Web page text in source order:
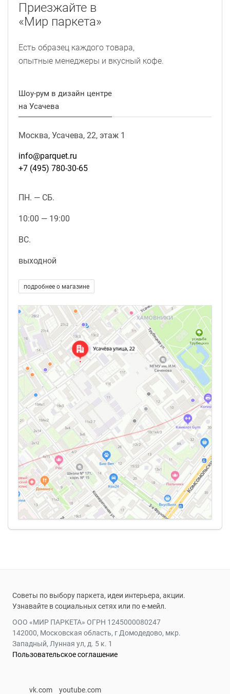
Приезжайте в
«Мир паркета»
Есть образец каждого товара,
опытные менеджеры и вкусный кофе.
Шоу-рум в дизайн центре
на Усачева
Москва, Усачева, 22, этаж 1
info@parquet.ru
+7 (495) 780-30-65
ПН. — СБ.
10:00 — 19:00
ВС.
выходной
подробнее о магазине
Советы по выбору паркета, идеи интерьера, акции.
Узнавайте в социальных сетях или по е-мейл.
ООО «МИР ПАРКЕТА» ОГРН 1245000080247
142000, Московская область, г Домодедово, мкр.
Западный, Лунная ул, д. 5 к. 1
Пользовательское соглашение
vk.com youtube.com